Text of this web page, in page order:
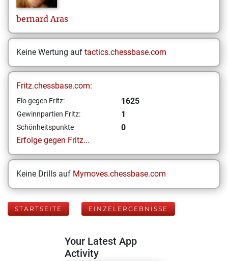
bernard Aras
Keine Wertung auf tactics.chessbase.com
Fritz.chessbase.com:
Elo gegen Fritz: 1625
Gewinnpartien Fritz: 1
Schönheitspunkte
0
Erfolge gegen Fritz...
Keine Drills auf Mymoves.chessbase.com
STARTSEITE EINZELERGEBNISSE
Your Latest App
Activity